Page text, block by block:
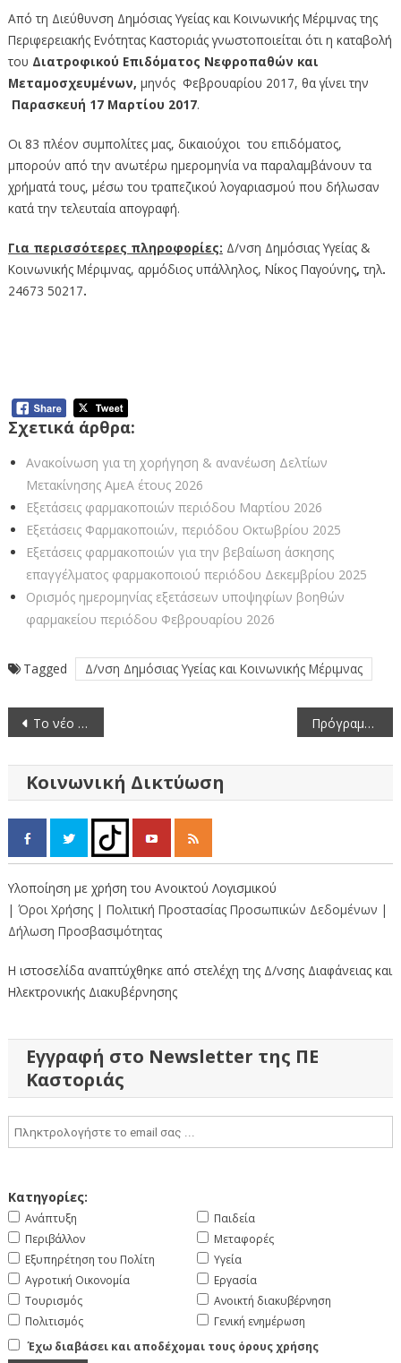
Από τη Διεύθυνση Δημόσιας Υγείας και Κοινωνικής Μέριμνας της
Περιφερειακής Ενότητας Καστοριάς γνωστοποιείται ότι η καταβολή
του Διατροφικού Επιδόματος Νεφροπαθών και
Μεταμοσχευμένων, μηνός Φεβρουαρίου 2017, θα γίνει την
Παρασκευή 17 Μαρτίου 2017.
Οι 83 πλέον συμπολίτες μας, δικαιούχοι του επιδόματος,
μπορούν από την ανωτέρω ημερομηνία να παραλαμβάνουν τα
χρήματά τους, μέσω του τραπεζικού λογαριασμού που δήλωσαν
κατά την τελευταία απογραφή.
Για περισσότερες πληροφορίες: Δ/νση Δημόσιας Υγείας &
Κοινωνικής Μέριμνας, αρμόδιος υπάλληλος, Νίκος Παγούνης, τηλ.
24673 50217.
Σχετικά άρθρα:
Ανακοίνωση για τη χορήγηση & ανανέωση Δελτίων
Μετακίνησης ΑμεΑ έτους 2026
Εξετάσεις φαρμακοποιών περιόδου Μαρτίου 2026
Εξετάσεις Φαρμακοποιών, περιόδου Οκτωβρίου 2025
Εξετάσεις φαρμακοποιών για την βεβαίωση άσκησης
επαγγέλματος φαρμακοποιού περιόδου Δεκεμβρίου 2025
Ορισμός ημερομηνίας εξετάσεων υποψηφίων βοηθών
φαρμακείου περιόδου Φεβρουαρίου 2026
Tagged Δ/νση Δημόσιας Υγείας και Κοινωνικής Μέριμνας
Πλοήγηση
Το νέο Δ.Σ τον Ναυτικού Ομίλου Καστοριας υποδέχτηκε ο Αντιπεριφερειάρχης Καστοριάς Πρόγραμμα Εορτασμού Εθνικής Επετείου 25ης Μαρτίου 1821
Κοινωνική Δικτύωση
Υλοποίηση με χρήση του Ανοικτού Λογισμικού
| Όροι Χρήσης | Πολιτική Προστασίας Προσωπικών Δεδομένων |
Δήλωση Προσβασιμότητας
Η ιστοσελίδα αναπτύχθηκε από στελέχη της Δ/νσης Διαφάνειας και
Ηλεκτρονικής Διακυβέρνησης
Εγγραφή στο Newsletter της ΠΕ
Καστοριάς
Κατηγορίες:
Ανάπτυξη
Περιβάλλον
Εξυπηρέτηση του Πολίτη
Αγροτική Οικονομία
Τουρισμός
Πολιτισμός
Παιδεία
Μεταφορές
Υγεία
Εργασία
Ανοικτή διακυβέρνηση
Γενική ενημέρωση
Έχω διαβάσει και αποδέχομαι τους όρους χρήσης